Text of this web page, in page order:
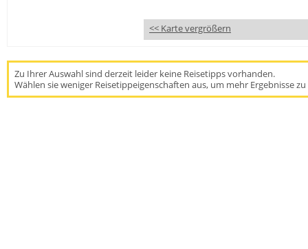
<< Karte vergrößern
Zu Ihrer Auswahl sind derzeit leider keine Reisetipps vorhanden.
Wählen sie weniger Reisetippeigenschaften aus, um mehr Ergebnisse